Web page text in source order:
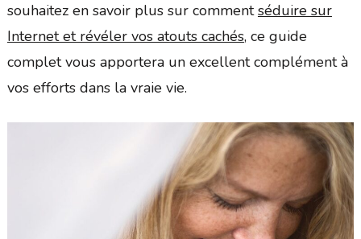
souhaitez en savoir plus sur commentséduire sur
Internet et révéler vos atouts cachés, ce guide
complet vous apportera un excellent complément à
vos efforts dans la vraie vie.